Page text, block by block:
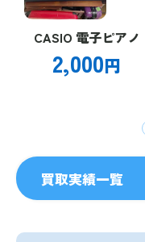
CASIO 電子ピアノ
2,000円
買取実績一覧